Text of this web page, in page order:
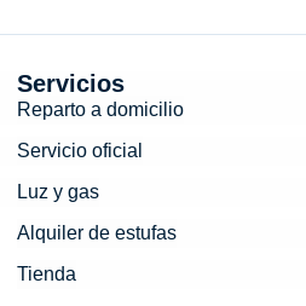
Servicios
Reparto a domicilio
Servicio oficial
Luz y gas
Alquiler de estufas
Tienda